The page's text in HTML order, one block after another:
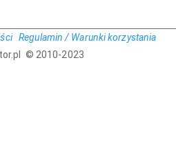
Regulamin / Warunki korzystania
© 2010-2023